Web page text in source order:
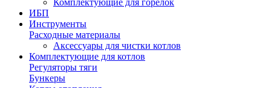
Комплектующие для горелок
ИБП
Инструменты
Расходные материалы
Аксессуары для чистки котлов
Комплектующие для котлов
Регуляторы тяги
Бункеры